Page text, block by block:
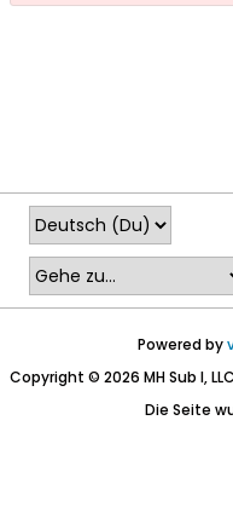
Powered by
Copyright © 2026 MH Sub I,
Die Seite